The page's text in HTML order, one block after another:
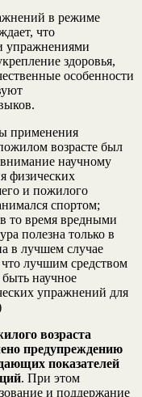
в режиме
что
упражнениями
здоровья,
особенности
применения
возрасте был
научному
физических
и пожилого
спортом;
то время вредными
полезна только в
в лучшем случае
лучшим средством
научное
упражнений для
возраста
предупреждению
показателей
. При этом
и поддержание